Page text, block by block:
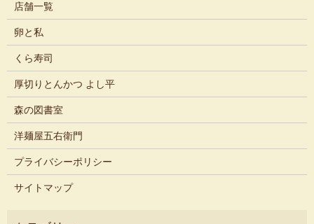
店舗一覧
卵と私
くら寿司
厚切りとんかつ よし平
森の図書室
洋麺屋五右衛門
プライバシーポリシー
サイトマップ